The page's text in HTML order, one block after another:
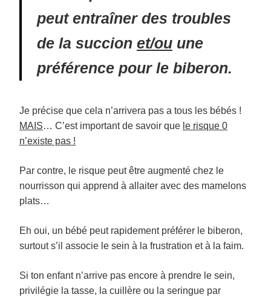
peut entraîner des troubles
de la succion et/ou une
préférence pour le biberon.
Je précise que cela n’arrivera pas a tous les bébés !
MAIS… C’est important de savoir que le risque 0
n’existe pas !
Par contre, le risque peut être augmenté chez le
nourrisson qui apprend à allaiter avec des mamelons
plats…
Eh oui, un bébé peut rapidement préférer le biberon,
surtout s’il associe le sein à la frustration et à la faim.
Si ton enfant n’arrive pas encore à prendre le sein,
privilégie la tasse, la cuillère ou la seringue par